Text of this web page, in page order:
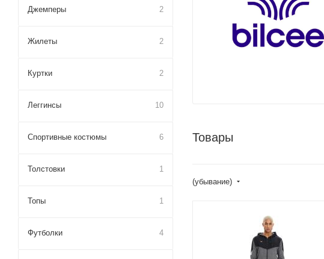
Товары
(убывание)
Джемперы 2
Жилеты 2
Куртки 2
Леггинсы 10
Спортивные костюмы 6
Толстовки 1
Топы 1
Футболки 4